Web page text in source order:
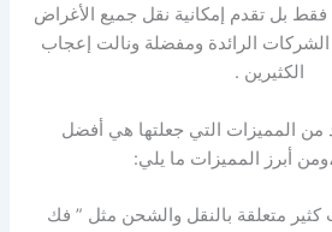
بل تقدم إمكانية نقل جميع الأغراض
الشركات الرائدة ومفضلة ونالت إعجاب
الكثيرين .
من المميزات التي جعلتها هي أفضل
أبرز المميزات ما يلي:
كثير متعلقة بالنقل والشحن مثل ” فك